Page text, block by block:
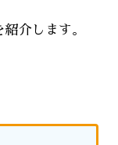
介します。